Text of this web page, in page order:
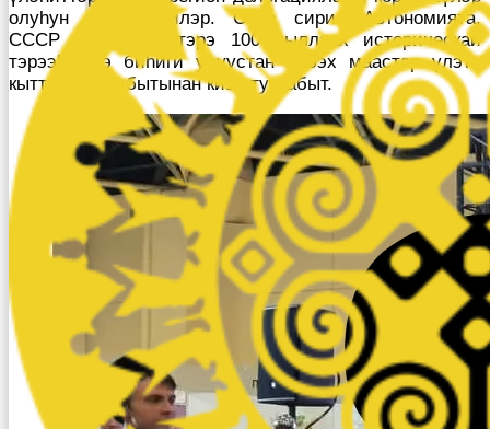
олуһун биһирээтилэр. Саха сирин Автономията,
СССР төрүттэммитэрэ 100 сыллаах историческай
тэрээһиҥҥэ биһиги улуустан элбэх маастар үлэтэ
кыттыыны ылбытынан киэн туттабыт.